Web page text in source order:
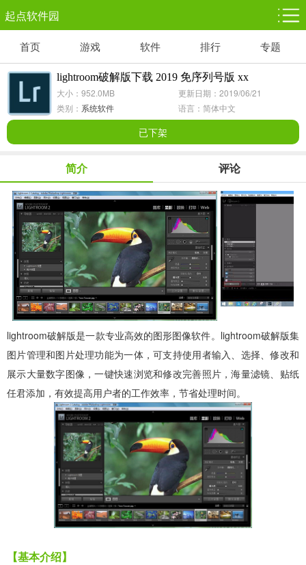
起点软件园
塔防游戏
1千+款游戏
休闲益智
1万+款游戏
体育竞技
5百+款游戏
角色扮演
3千+款游戏
3百+款游戏
动作射击
3百+款游戏
首页 游戏 软件 排行 专题
lightroom破解版下载 2019 免序列号版 xx
大小：952.0MB
更新日期：2019/06/21
类别： 系统软件 语言：简体中文
已下架
简介 评论
lightroom破解版是一款专业高效的图形图像软件。 lightroom破解版集
图片管理和图片处理功能为一体，可支持使用者输入、选择、修改和
展示大量数字图像，一键快速浏览和修改完善照片，海量滤镜、贴纸
任君添加，有效提高用户者的工作效率，节省处理时间。
【基本介绍】